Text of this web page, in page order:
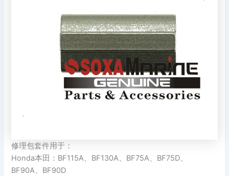
修理包套件用于：
Honda本田：BF115A、BF130A、BF75A、BF75D、
BF90A、BF90D